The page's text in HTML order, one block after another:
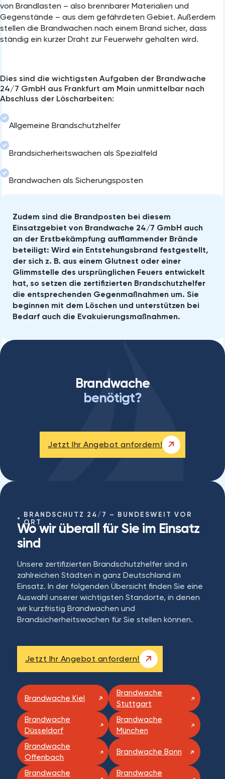
von Brandlasten – also brennbarer Materialien und
Gegenstände – aus dem gefährdeten Gebiet. Außerdem
stellen die Brandwachen nach einem Brand sicher, dass
ständig ein kurzer Draht zur Feuerwehr gehalten wird.
Dies sind die wichtigsten Aufgaben der Brandwache
24/7 GmbH aus Frankfurt am Main unmittelbar nach
Abschluss der Löscharbeiten:
Allgemeine Brandschutzhelfer
Brandsicherheitswachen als Spezialfeld
Brandwachen als Sicherungsposten
Zudem sind die Brandposten bei diesem
Einsatzgebiet von Brandwache 24/7 GmbH auch
an der Erstbekämpfung aufflammender Brände
beteiligt: Wird ein Entstehungsbrand festgestellt,
der sich z. B. aus einem Glutnest oder einer
Glimmstelle des ursprünglichen Feuers entwickelt
hat, so setzen die zertifizierten Brandschutzhelfer
die entsprechenden Gegenmaßnahmen um. Sie
beginnen mit dem Löschen und unterstützen bei
Bedarf auch die Evakuierungsmaßnahmen.
Brandwache
benötigt?
Jetzt Ihr Angebot anfordern!
BRANDSCHUTZ 24/7 – BUNDESWEIT VOR
ORT
Wo wir überall für Sie im Einsatz
sind
Unsere zertifizierten Brandschutzhelfer sind in
zahlreichen Städten in ganz Deutschland im
Einsatz. In der folgenden Übersicht finden Sie eine
Auswahl unserer wichtigsten Standorte, in denen
wir kurzfristig Brandwachen und
Brandsicherheitswachen für Sie stellen können.
Jetzt Ihr Angebot anfordern!
Brandwache Kiel
Brandwache
Stuttgart
Brandwache
Düsseldorf
Brandwache
München
Brandwache
Offenbach
Brandwache Bonn
Brandwache
Brandwache